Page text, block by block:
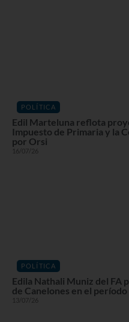
POLÍTICA
Edil Marteluna reflota
Impuesto de Primaria y la
por Orsi
16/07/26
POLÍTICA
Edila Nathali Muniz del FA
de Canelones en el
13/07/26